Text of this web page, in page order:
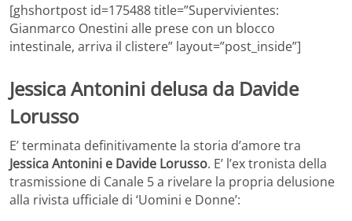
[ghshortpost id=175488 title=”Supervivientes:
Gianmarco Onestini alle prese con un blocco
intestinale, arriva il clistere” layout=”post_inside”]
Jessica Antonini delusa da Davide
Lorusso
E’ terminata definitivamente la storia d’amore tra
Jessica Antonini e Davide Lorusso. E’ l’ex tronista della
trasmissione di Canale 5 a rivelare la propria delusione
alla rivista ufficiale di ‘Uomini e Donne’: